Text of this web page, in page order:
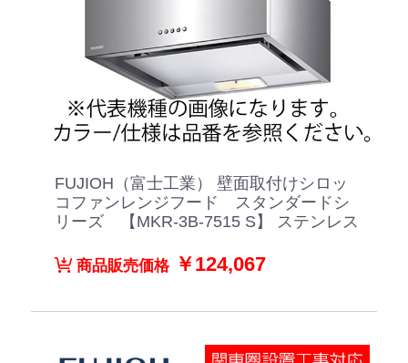
FUJIOH（富士工業） 壁面取付けシロッ
コファンレンジフード スタンダードシ
リーズ 【MKR-3B-7515 S】 ステンレス
商品販売価格￥124,067